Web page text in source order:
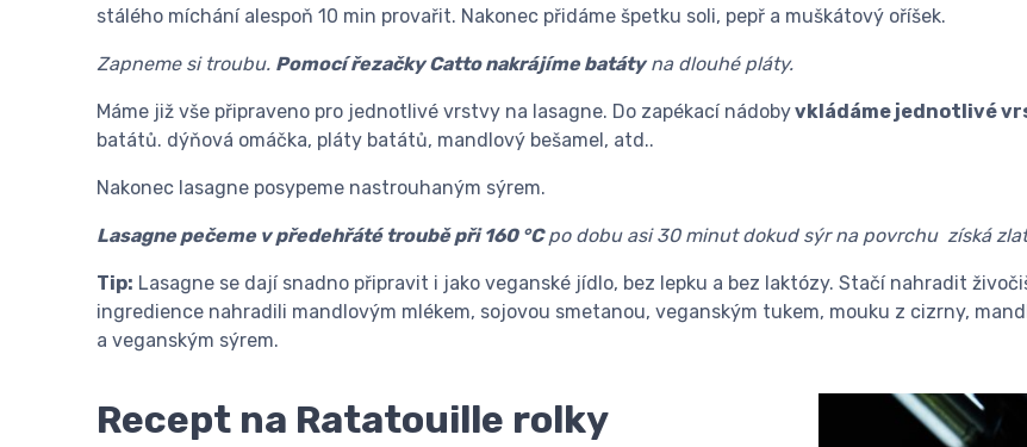
stálého míchání alespoň 10 min provařit. Nakonec přidáme špetku soli, pepř a muškátový oříšek.
Zapneme si troubu. Pomocí řezačky Catto nakrájíme batátyna dlouhé pláty.
Máme již vše připraveno pro jednotlivé vrstvy na lasagne. Do zapékací nádobyvkládáme jednotlivé
batátů. dýňová omáčka, pláty batátů, mandlový bešamel, atd..
Nakonec lasagne posypeme nastrouhaným sýrem.
Lasagne pečeme v předehřáté troubě při 160 °Cpo dobu asi 30 minut dokud sýr na povrchu získá
Tip: Lasagne se dají snadno připravit i jako veganské jídlo, bez lepku a bez laktózy. Stačí nahradit
ingredience nahradili mandlovým mlékem, sojovou smetanou, veganským tukem, mouku z cizrny,
a veganským sýrem.
Recept na Ratatouille rolky